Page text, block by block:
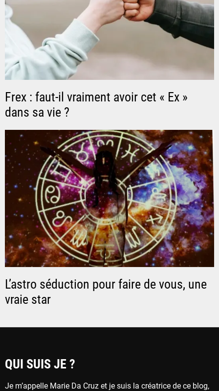
Frex : faut-il vraiment avoir cet « Ex »
dans sa vie ?
L’astro séduction pour faire de vous, une
vraie star
QUI SUIS JE ?
Je m’appelle Marie Da Cruz et je suis la créatrice de ce blog,